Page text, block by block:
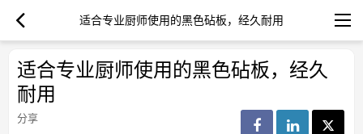
适合专业厨师使用的黑色砧板，经久耐用
适合专业厨师使用的黑色砧板，经久
耐用
分享